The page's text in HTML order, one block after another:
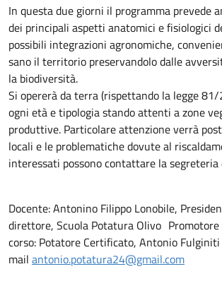
In questa due giorni il programma prevede
dei principali aspetti anatomici e fisiologici
possibili integrazioni agronomiche,
sano il territorio preservandolo dalle
la biodiversità.
Si opererà da terra (rispettando la legge
ogni età e tipologia stando attenti a zone
produttive. Particolare attenzione verrà
locali e le problematiche dovute al
interessati possono contattare la segreteria
Docente: Antonino Filippo Lonobile,
direttore, Scuola Potatura Olivo Promotore
corso: Potatore Certificato, Antonio
mail antonio.potatura24@gmail.com